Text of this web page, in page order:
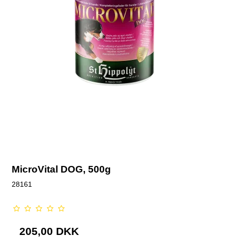
MicroVital DOG, 500g
28161
205,00 DKK